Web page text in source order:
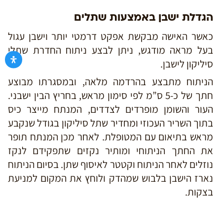
הגדלת ישבן באמצעות שתלים
כאשר האישה מבקשת אפקט דרמטי יותר וישבן עגול
בעל מראה מודגש, ניתן לבצע ניתוח החדרת שתלי
סיליקון לישבן.
הניתוח מתבצע בהרדמה מלאה, ובמסגרתו מבוצע
חתך של כ-5 ס”מ לפי סימון מראש, בחריץ הבין ישבני.
העור והשומן מופרדים לצדדים, המנתח מייצר כיס
בתוך השריר העכוזי ומחדיר שתל סיליקון בגודל שנקבע
מראש בתיאום עם המטופלת. לאחר מכן המנתח תופר
את החתך הניתוחי ומותיר נקזים שתפקידם לנקז
נוזלים לאחר הניתוח וקטטר לאיסוף שתן. בסיום הניתוח
נארז הישבן בלבוש שמהדק ולוחץ את המקום למניעת
בצקות.